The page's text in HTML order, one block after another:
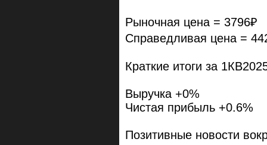
Рыночная цена = 3796₽
Справедливая цена =
Краткие итоги за
Выручка +0%
Чистая прибыль +0.6%
Позитивные новости